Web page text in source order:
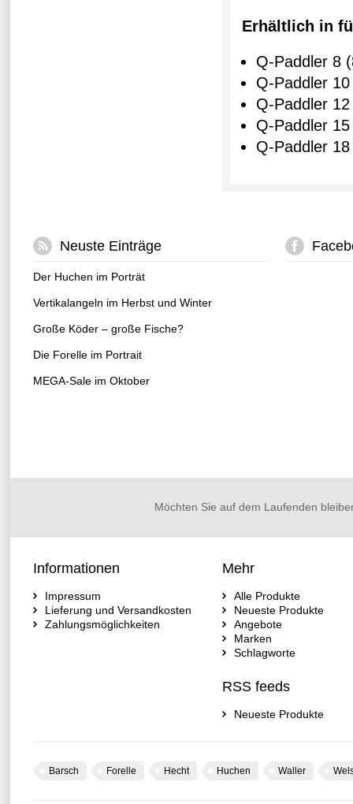
Erhältlich in
Q-Paddler 8
Q-Paddler
Q-Paddler
Q-Paddler
Q-Paddler
Neuste Einträge
Der Huchen im Porträt
Vertikalangeln im Herbst und Winter
Große Köder – große Fische?
Die Forelle im Portrait
MEGA-Sale im Oktober
Möchten Sie auf dem Laufenden
Informationen
Impressum
Lieferung und Versandkosten
Zahlungsmöglichkeiten
Mehr
Alle Produkte
Neueste Produkte
Angebote
Marken
Schlagworte
RSS feeds
Neueste Produkte
Barsch Forelle Hecht Huchen Waller